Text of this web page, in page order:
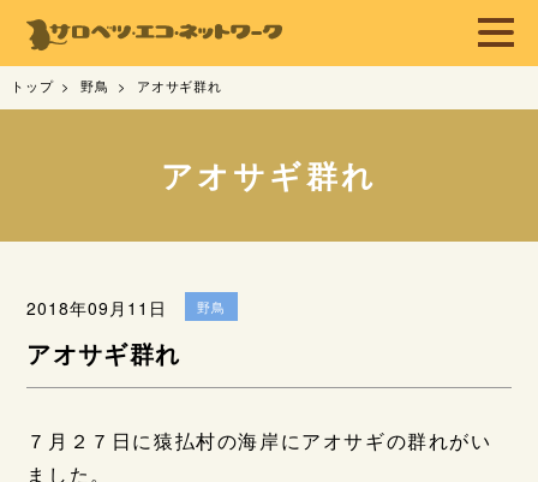
トップ 野鳥 アオサギ群れ
アオサギ群れ
2018年09月11日 野鳥
アオサギ群れ
７月２７日に猿払村の海岸にアオサギの群れがい
ました。